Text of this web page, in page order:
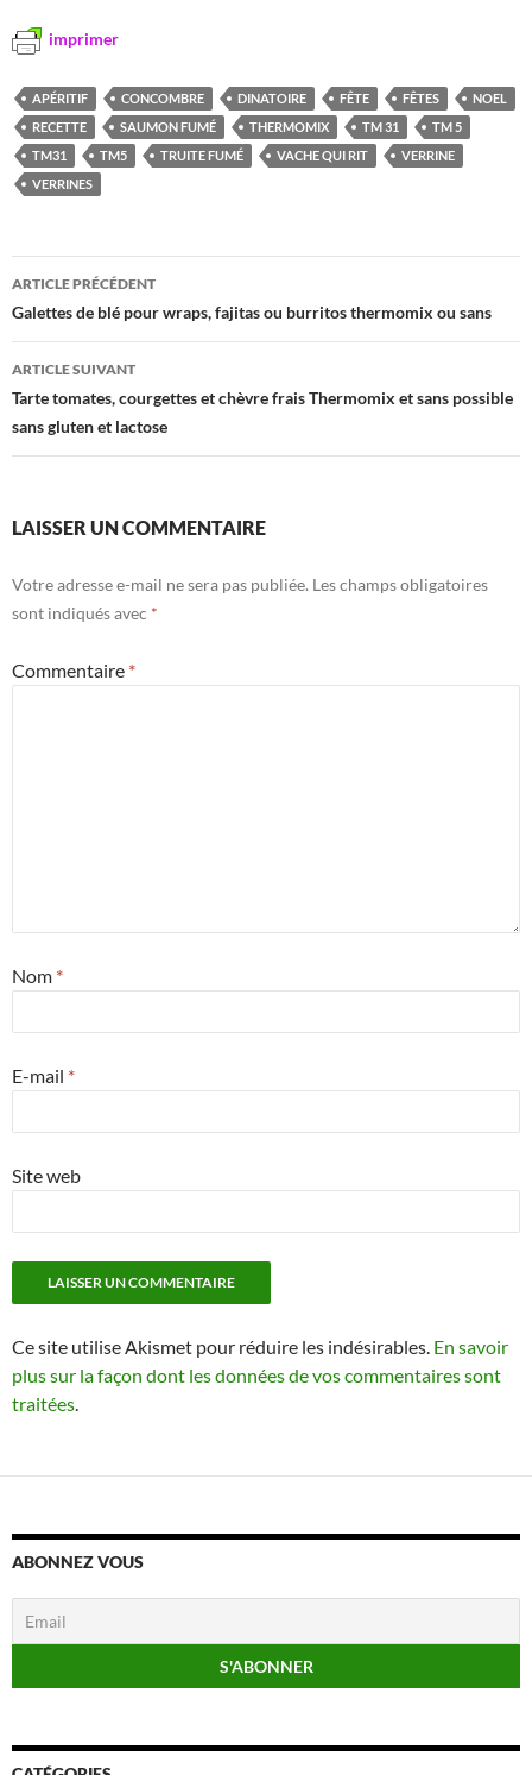
imprimer
APÉRITIF CONCOMBRE DINATOIRE FÊTE FÊTES
NOEL
RECETTE
SAUMON FUMÉ THERMOMIX TM 31
TM 5
TM31
TM5 TRUITE FUMÉ VACHE QUI RIT
VERRINE
VERRINES
Navigation
des
articles
ARTICLE PRÉCÉDENT
Galettes de blé pour wraps, fajitas ou burritos thermomix ou sans
ARTICLE SUIVANT
Tarte tomates, courgettes et chèvre frais Thermomix et sans possible
sans gluten et lactose
LAISSER UN COMMENTAIRE
Votre adresse e-mail ne sera pas publiée. Les champs obligatoires
sont indiqués avec *
Commentaire *
Nom *
E-mail *
Site web
Ce site utilise Akismet pour réduire les indésirables. En savoir
plus sur la façon dont les données de vos commentaires sont
traitées.
ABONNEZ VOUS